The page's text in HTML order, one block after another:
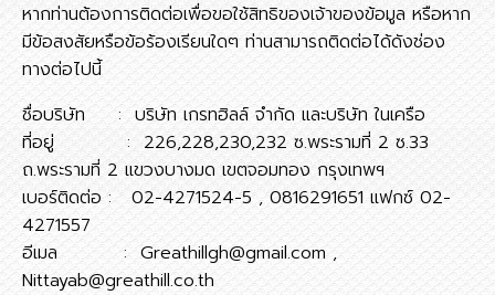
หากท่านต้องการติดต่อเพื่อขอใช้สิทธิของเจ้าของข้อมูล หรือหาก
มีข้อสงสัยหรือข้อร้องเรียนใดๆ ท่านสามารถติดต่อได้ดังช่อง
ทางต่อไปนี้
ชื่อบริษัท : บริษัท เกรทฮิลล์ จำกัด และบริษัท ในเครือ
ที่อยู่ : 226,228,230,232 ซ.พระรามที่ 2 ซ.33
ถ.พระรามที่ 2 แขวงบางมด เขตจอมทอง กรุงเทพฯ
เบอร์ติดต่อ : 02-4271524-5 , 0816291651 แฟกซ์ 02-
4271557
อีเมล : Greathillgh@gmail.com ,
Nittayab@greathill.co.th